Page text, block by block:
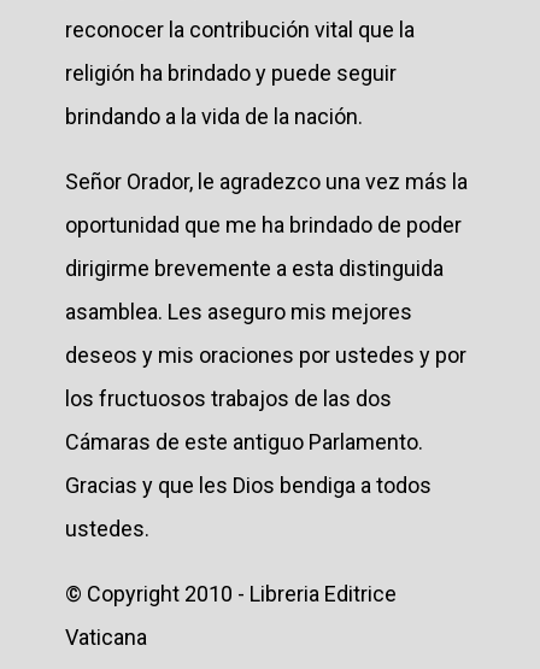
reconocer la contribución vital que la
religión ha brindado y puede seguir
brindando a la vida de la nación.
Señor Orador, le agradezco una vez más la
oportunidad que me ha brindado de poder
dirigirme brevemente a esta distinguida
asamblea. Les aseguro mis mejores
deseos y mis oraciones por ustedes y por
los fructuosos trabajos de las dos
Cámaras de este antiguo Parlamento.
Gracias y que les Dios bendiga a todos
ustedes.
© Copyright 2010 - Libreria Editrice
Vaticana